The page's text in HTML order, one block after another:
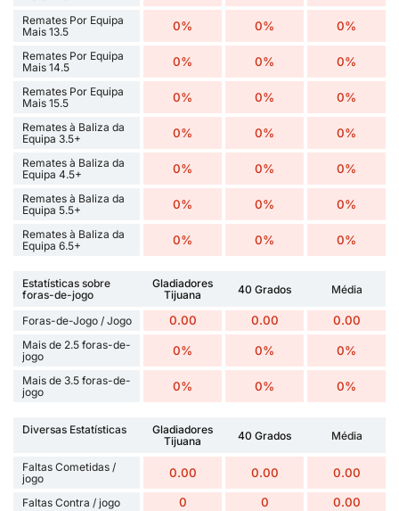
Remates Por Equipa
Mais 13.5
0% 0% 0%
Remates Por Equipa
Mais 14.5
0% 0% 0%
Remates Por Equipa
Mais 15.5
0% 0% 0%
Remates à Baliza da
Equipa 3.5+
0% 0% 0%
Remates à Baliza da
Equipa 4.5+
0% 0% 0%
Remates à Baliza da
Equipa 5.5+
0% 0% 0%
Remates à Baliza da
Equipa 6.5+
0% 0% 0%
Estatísticas sobre
foras-de-jogo
Gladiadores
Tijuana
40 Grados Média
Foras-de-Jogo / Jogo 0.00 0.00 0.00
Mais de 2.5 foras-de-
jogo
0% 0% 0%
Mais de 3.5 foras-de-
jogo
0% 0% 0%
Diversas Estatísticas
Gladiadores
Tijuana
40 Grados Média
Faltas Cometidas /
jogo
0.00 0.00 0.00
Faltas Contra / jogo 0 0 0.00